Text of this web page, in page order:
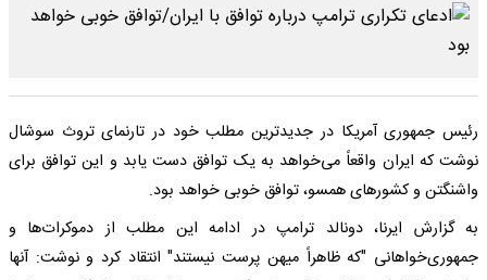
رئیس جمهوری آمریکا در جدیدترین مطلب خود در تارنمای تروث سوشال
نوشت که ایران واقعاً می‌خواهد به یک توافق دست یابد و این توافق برای
واشنگتن و کشورهای همسو، توافق خوبی خواهد بود.
به گزارش ایرنا، دونالد ترامپ در ادامه این مطلب از دموکرات‌ها و
جمهوری‌خواهانی "که ظاهراً میهن پرست نیستند" انتقاد کرد و نوشت: آنها